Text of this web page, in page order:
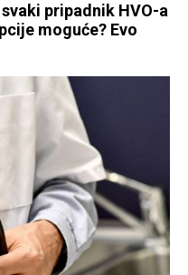
pripadnik HVO-a
moguće? Evo